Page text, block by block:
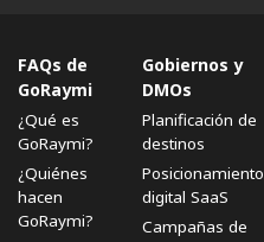
FAQs de
GoRaymi
¿Qué es
GoRaymi?
¿Quiénes
hacen
GoRaymi?
Gobiernos y
DMOs
Planificación de
destinos
Posicionamiento
digital SaaS
Campañas de